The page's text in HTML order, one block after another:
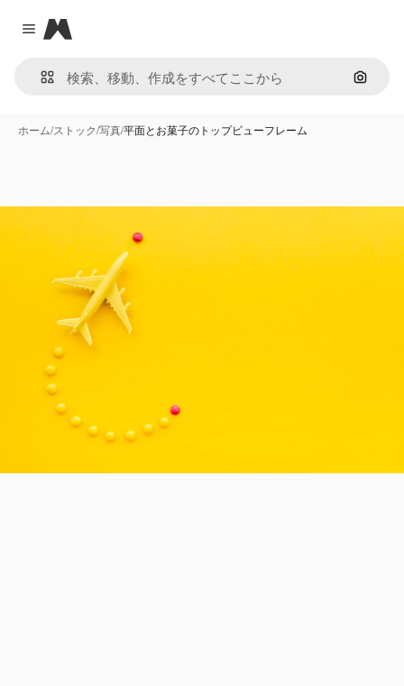
Close menu
Magnific
画像で
ホーム/ストック/写真/平面とお菓子のトップビューフレーム